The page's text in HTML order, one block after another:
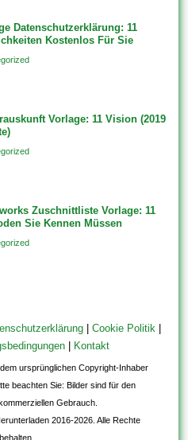
Datenschutzerklärung: 11
Kostenlos Für Sie
Vorlage: 11 Vision (2019
Zuschnittliste Vorlage: 11
Sie Kennen Müssen
| Cookie Politik
Kontakt
ursprünglichen Copyright-Inhaber
beachten Sie: Bilder sind für den
Gebrauch.
2016-2026. Alle Rechte